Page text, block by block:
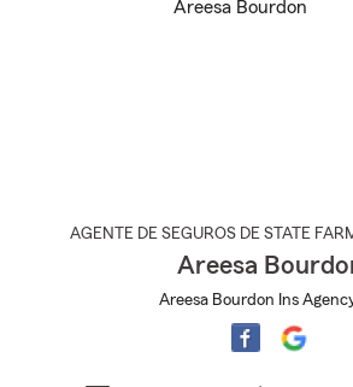
AGENTE DE SEGUROS DE STATE
Areesa
Areesa Bourdon Ins